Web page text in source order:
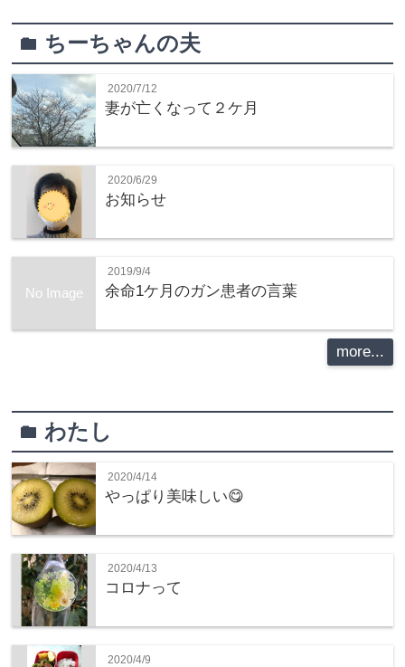
folder ちーちゃんの夫
2020/7/12
妻が亡くなって２ケ月
2020/6/29
お知らせ
No Image
2019/9/4
余命1ケ月のガン患者の言葉
more...
folderわたし
2020/4/14
やっぱり美味しい😋
2020/4/13
コロナって
2020/4/9